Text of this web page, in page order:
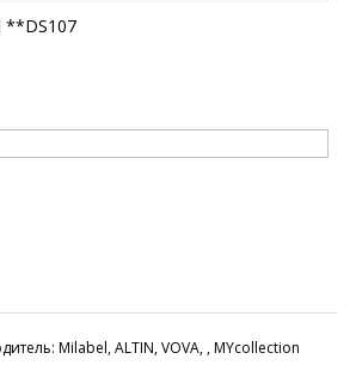
**DS107
Milabel, ALTIN, VOVA, , MYcollection